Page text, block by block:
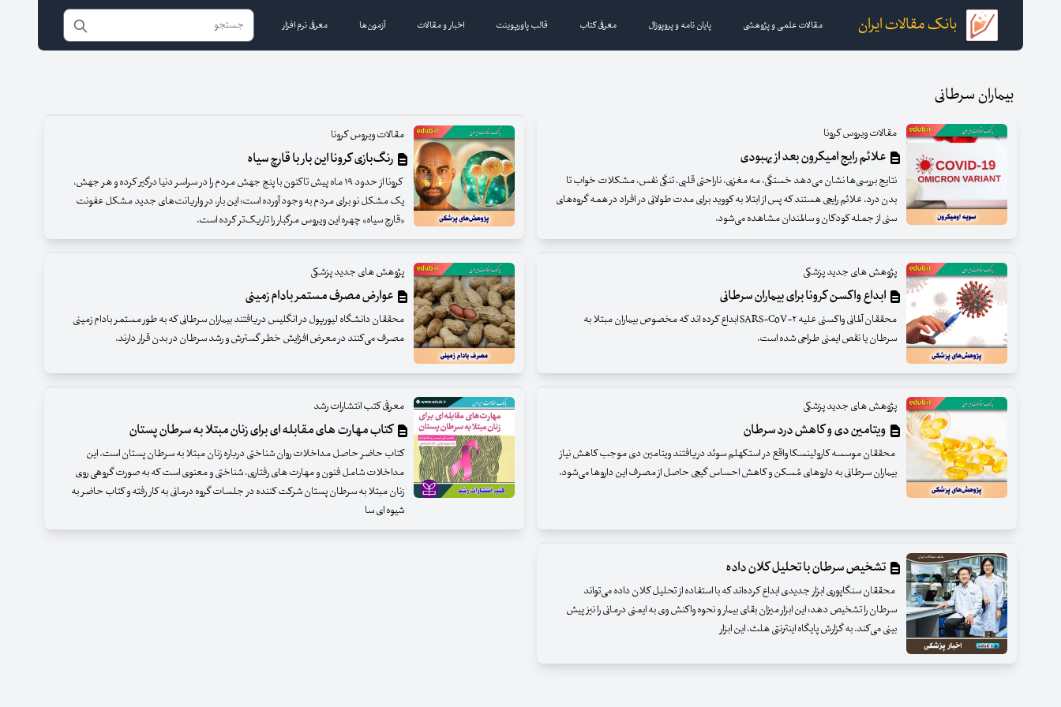
بانک مقالات ایران مقالات علمی و پژوهشی پایان نامه و پروپوزال معرفی کتاب قالب پاورپوینت اخبار و مقالات آزمون‌ها معرفی نرم افزار
بیماران سرطانی
مقالات ویروس کرونا
علائم رایج امیکرون بعد از بهبودی
نتایج بررسی‌ها نشان می‌دهد خستگی، مه مغزی، ناراحتی قلبی، تنگی نفس، مشکلات خواب تا
بدن درد، علائم رایجی هستند که پس از ابتلا به کووید برای مدت طولانی در افراد در همه گروه‌های
سنی از جمله کودکان و سالمندان مشاهده می‌شود.
مقالات ویروس کرونا
رنگ‌بازی کرونا این بار با قارچ سیاه
کرونا از حدود ۱۹ ماه پیش تاکنون با پنج جهش مردم را در سراسر دنیا درگیر کرده و هر جهش،
یک مشکل نو برای مردم به وجود آورده است؛ این بار، در واریانت‌های جدید مشکل عفونت
«قارچ سیاه» چهره این ویروس مرگبار را تاریک‌تر کرده است.
پژوهش های جدید پزشکی
ابداع واکسن کرونا برای بیماران سرطانی
محققان آلمانی واکسنی علیه SARS-CoV-۲ ابداع کرده اند که مخصوص بیماران مبتلا به
سرطان یا نقص ایمنی طراحی شده است.
پژوهش های جدید پزشکی
عوارض مصرف مستمر بادام زمینی
محققان دانشگاه لیورپول در انگلیس دریافتند بیماران سرطانی که به طور مستمر بادام زمینی
مصرف می‌کنند در معرض افزایش خطر گسترش و رشد سرطان در بدن قرار دارند.
پژوهش های جدید پزشکی
ویتامین دی و کاهش درد سرطان
محققان موسسه کارولینسکا واقع در استکهلم سوئد دریافتند ویتامین دی موجب کاهش نیاز
بیماران سرطانی به داروهای مُسکن و کاهش احساس گیجی حاصل از مصرف این داروها می‌شود.
معرفی کتب انتشارات رشد
کتاب مهارت های مقابله ای برای زنان مبتلا به سرطان پستان
کتاب حاضر حاصل مداخلات روان شناختی درباره زنان مبتلا به سرطان پستان است. این
مداخلات شامل فنون و مهارت های رفتاری، شناختی و معنوی است که به صورت گروهی روی
زنان مبتلا به سرطان پستان شرکت کننده در جلسات گروه درمانی به کار رفته و کتاب حاضر به
شیوه ای سا
تشخیص سرطان با تحلیل کلان داده‌
محققان سنگاپوری ابزار جدیدی ابداع کرده‌اند که با استفاده از تحلیل کلان داده می‌تواند
سرطان را تشخیص دهد؛ این ابزار میزان بقای بیمار و نحوه واکنش وی به ایمنی درمانی را نیز پیش
بینی می‌کند. به گزارش پایگاه اینترنتی هلث، این ابزار